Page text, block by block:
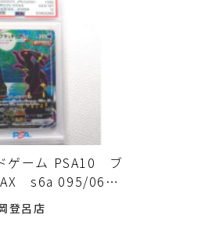
ゲーム PSA10 ブ
s6a 095/069
ローズ入荷しま
登呂店